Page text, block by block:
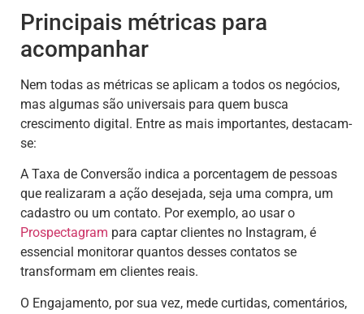
Principais métricas para
acompanhar
Nem todas as métricas se aplicam a todos os negócios,
mas algumas são universais para quem busca
crescimento digital. Entre as mais importantes, destacam-
se:
A Taxa de Conversão indica a porcentagem de pessoas
que realizaram a ação desejada, seja uma compra, um
cadastro ou um contato. Por exemplo, ao usar o
Prospectagram para captar clientes no Instagram, é
essencial monitorar quantos desses contatos se
transformam em clientes reais.
O Engajamento, por sua vez, mede curtidas, comentários,